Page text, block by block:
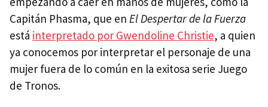
Capitán Phasma, que en El Despertar de la Fuerza
está interpretado por Gwendoline Christie, a quien
ya conocemos por interpretar el personaje de una
mujer fuera de lo común en la exitosa serie Juego
de Tronos.